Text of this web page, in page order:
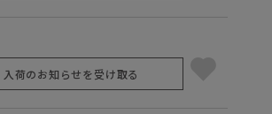
入荷のお知らせを受け取る